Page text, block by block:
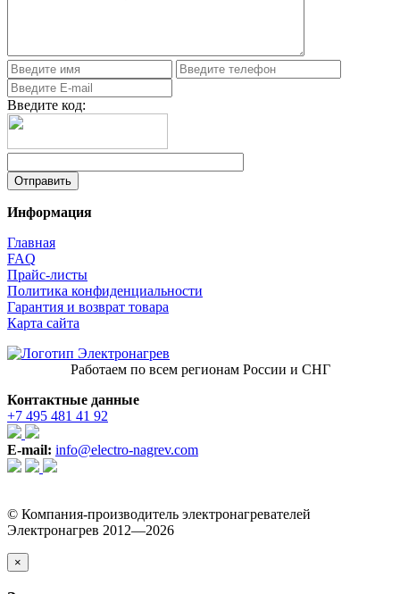
Введите код:
Информация
Главная
FAQ
Прайс-листы
Политика конфиденциальности
Гарантия и возврат товара
Карта сайта
Работаем по всем регионам России и СНГ
Контактные данные
+7 495 481 41 92
E-mail: info@electro-nagrev.com
© Компания-производитель электронагревателей
Электронагрев 2012—2026
×